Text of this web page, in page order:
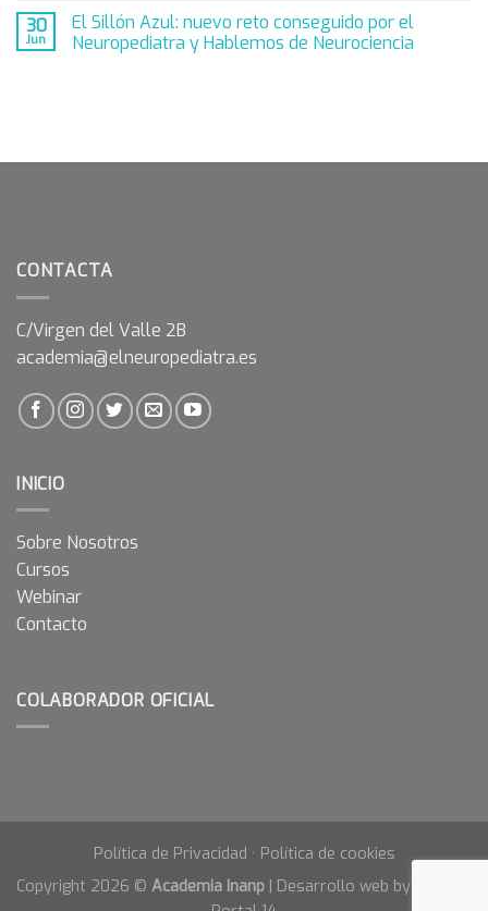
30
Jun
El Sillón Azul: nuevo reto conseguido por el
Neuropediatra y Hablemos de Neurociencia
CONTACTA
C/Virgen del Valle 2B
academia@elneuropediatra.es
INICIO
Sobre Nosotros
Cursos
Webinar
Contacto
COLABORADOR OFICIAL
Política de Privacidad · Política de cookies
Copyright 2026 © Academia Inanp | Desarrollo web by